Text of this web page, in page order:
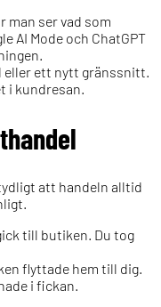
man ser vad som
AI Mode och ChatGPT
eller ett nytt gränssnitt.
i kundresan.
att handeln alltid
till butiken. Du tog
flyttade hem till dig.
i fickan.